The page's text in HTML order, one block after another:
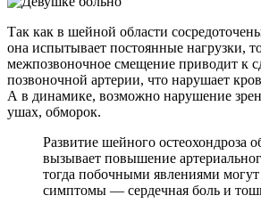
Так как в шейной области
она испытывает постоянные нагрузки,
межпозвоночное смещение приводит к
позвоночной артерии, что нарушает
А в динамике, возможно нарушение
ушах, обморок.
Развитие шейного остеохондроза
вызывает повышение
тогда побочными явлениями могут
симптомы — сердечная боль и